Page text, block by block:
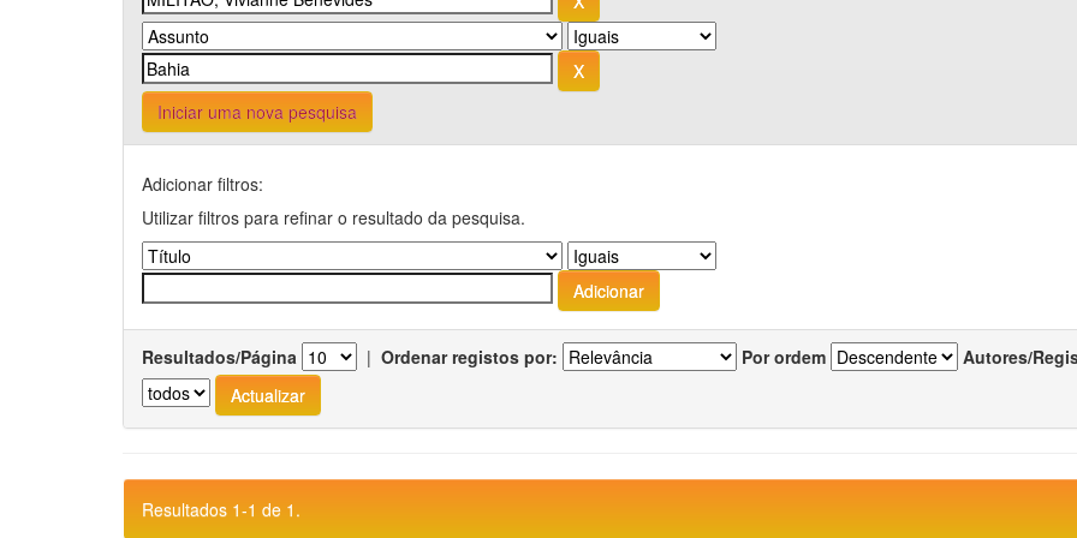
Iniciar uma nova pesquisa
Adicionar filtros:
Utilizar filtros para refinar o resultado da pesquisa.
Resultados/Página | Ordenar registos por: Por ordem Autores/
Resultados 1-1 de 1.